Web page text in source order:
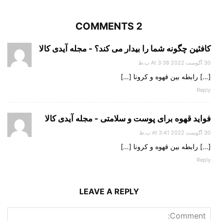
2 COMMENTS
کافئین چگونه شما را بیدار می کند؟ - مجله آیدی کالا
30 آگوست 2022 At 3:38 ب.ظ
[…] رابطه بین قهوه و کرونا […]
Reply
فواید قهوه برای پوست و سلامتی - مجله آیدی کالا
30 آگوست 2022 At 3:41 ب.ظ
[…] رابطه بین قهوه و کرونا […]
Reply
LEAVE A REPLY